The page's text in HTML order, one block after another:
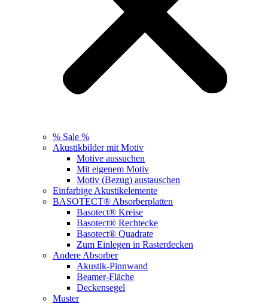
% Sale %
Akustikbilder mit Motiv
Motive aussuchen
Mit eigenem Motiv
Motiv (Bezug) austauschen
Einfarbige Akustikelemente
BASOTECT® Absorberplatten
Basotect® Kreise
Basotect® Rechtecke
Basotect® Quadrate
Zum Einlegen in Rasterdecken
Andere Absorber
Akustik-Pinnwand
Beamer-Fläche
Deckensegel
Muster